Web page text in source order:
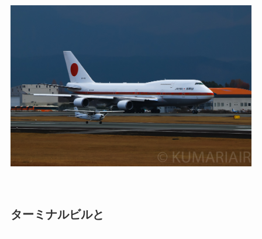
ターミナルビルと